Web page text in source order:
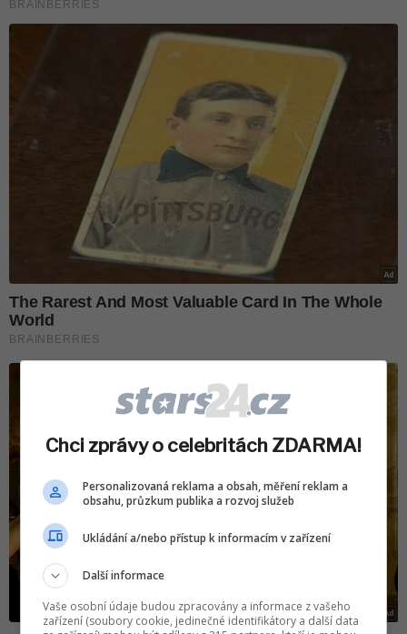
Chci zprávy o celebritách ZDARMA!
Personalizovaná reklama a obsah, měření reklam a
obsahu, průzkum publika a rozvoj služeb
Ukládání a/nebo přístup k informacím v zařízení
Další informace
Vaše osobní údaje budou zpracovány a informace z vašeho
zařízení (soubory cookie, jedinečné identifikátory a další data